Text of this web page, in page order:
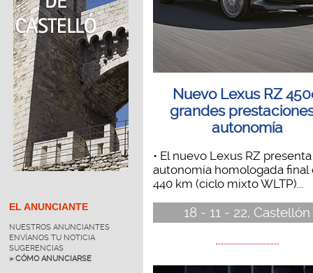
EL ANUNCIANTE
NUESTROS ANUNCIANTES
ENVÍANOS TU NOTICIA
SUGERENCIAS
» CÓMO ANUNCIARSE
Nuevo Lexus RZ
grandes
autonomía
• El nuevo Lexus RZ
autonomía homologada final
440 km (ciclo mixto WLTP)...
18 - 11 - 22, Castellón